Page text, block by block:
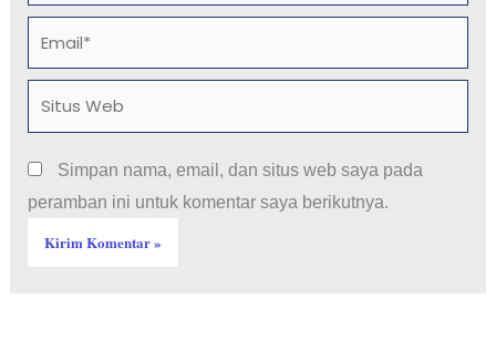
Simpan nama, email, dan situs web saya pada
peramban ini untuk komentar saya berikutnya.